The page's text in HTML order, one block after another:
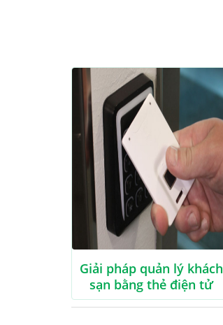
Giải pháp quản lý khách
sạn bằng thẻ điện tử